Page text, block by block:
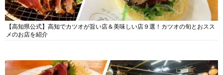
【高知県公式】高知でカツオが旨い店＆美味しい店９選！カツオの旬とおスス
メのお店を紹介